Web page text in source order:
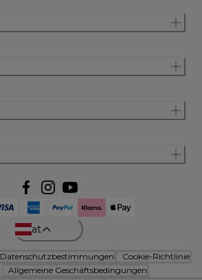
at
Datenschutzbestimmungen
Cookie-Richtlinie
Allgemeine Geschäftsbedingungen